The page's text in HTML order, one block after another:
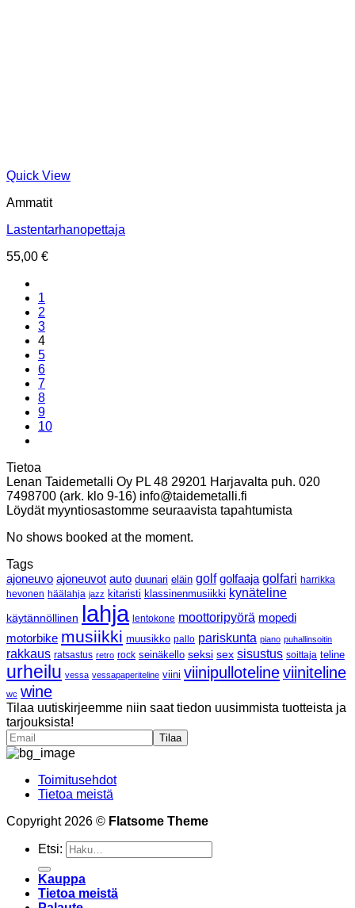
Quick View
Ammatit
Lastentarhanopettaja
55,00 €
1
2
3
4
5
6
7
8
9
10
Tietoa
Lenan Taidemetalli Oy PL 48 29201 Harjavalta puh. 020
7498700 (ark. klo 9-16) info@taidemetalli.fi
Löydät myyntiosastomme seuraavista tapahtumista
No shows booked at the moment.
Tags
ajoneuvo ajoneuvot auto duunari eläin golf golfaaja golfari harrikka
hevonen häälahja jazz kitaristi klassinenmusiikki kynäteline
käytännöllinen lahja lentokone moottoripyörä mopedi
motorbike musiikki muusikko pallo pariskunta piano puhallinsoitin
rakkaus ratsastus retro rock seinäkello seksi sex sisustus soittaja teline
urheilu vessa vessapaperiteline viini viinipullotelineviiniteline
wc wine
Tilaa uutiskirjeemme niin saat tiedon uusimmista tuotteista ja
tarjouksista!
Toimitusehdot
Tietoa meistä
Copyright 2026 © Flatsome Theme
Etsi:
Kauppa
Tietoa meistä